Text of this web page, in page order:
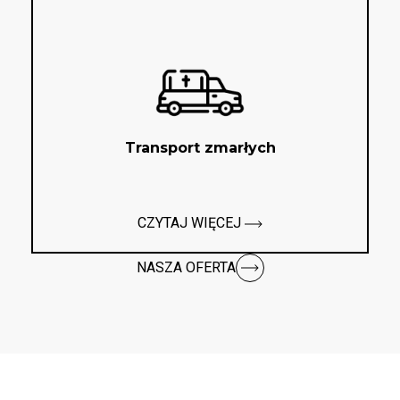
Transport zmarłych
CZYTAJ WIĘCEJ
NASZA OFERTA